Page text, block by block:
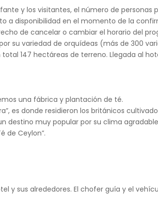
y los visitantes, el número de personas
a disponibilidad en el momento de la
de cancelar o cambiar el horario del
su variedad de orquídeas (más de 300
147 hectáreas de terreno. Llegada al
una fábrica y plantación de té.
es donde residieron los británicos
destino muy popular por su clima
de Ceylon”.
y sus alrededores. El chofer guía y el